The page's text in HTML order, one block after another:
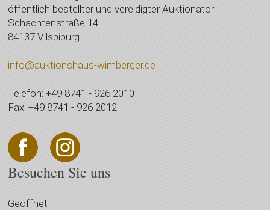
öffentlich bestellter und vereidigter Auktionator
Schachtenstraße 14
84137 Vilsbiburg
info@auktionshaus-wimberger.de
Telefon: +49 8741 - 926 2010
Fax: +49 8741 - 926 2012
Besuchen Sie uns
Geöffnet